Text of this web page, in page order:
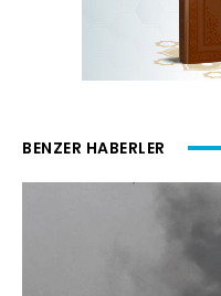
BENZER HABERLER